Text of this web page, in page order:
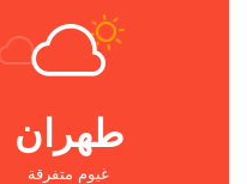
طهران
غيوم متفرقة